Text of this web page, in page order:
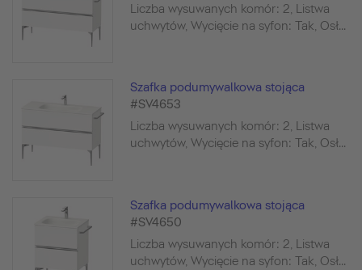
Liczba wysuwanych komór: 2, Listwa
uchwytów, Wycięcie na syfon: Tak, Osł...
Szafka podumywalkowa stojąca
#SV4653
Liczba wysuwanych komór: 2, Listwa
uchwytów, Wycięcie na syfon: Tak, Osł...
Szafka podumywalkowa stojąca
#SV4650
Liczba wysuwanych komór: 2, Listwa
uchwytów, Wycięcie na syfon: Tak, Osł...